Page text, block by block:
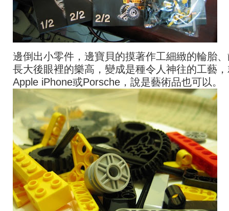
邊倒出小零件，邊寶貝的摸著作工細緻的輪胎
長大後眼裡的樂高，變成是種令人神往的工藝
Apple iPhone或Porsche，說是藝術品也可以。